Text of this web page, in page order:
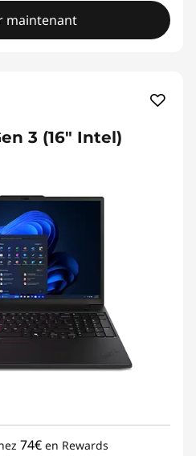
maintenant
3 (16″ Intel)
74€ en Rewards